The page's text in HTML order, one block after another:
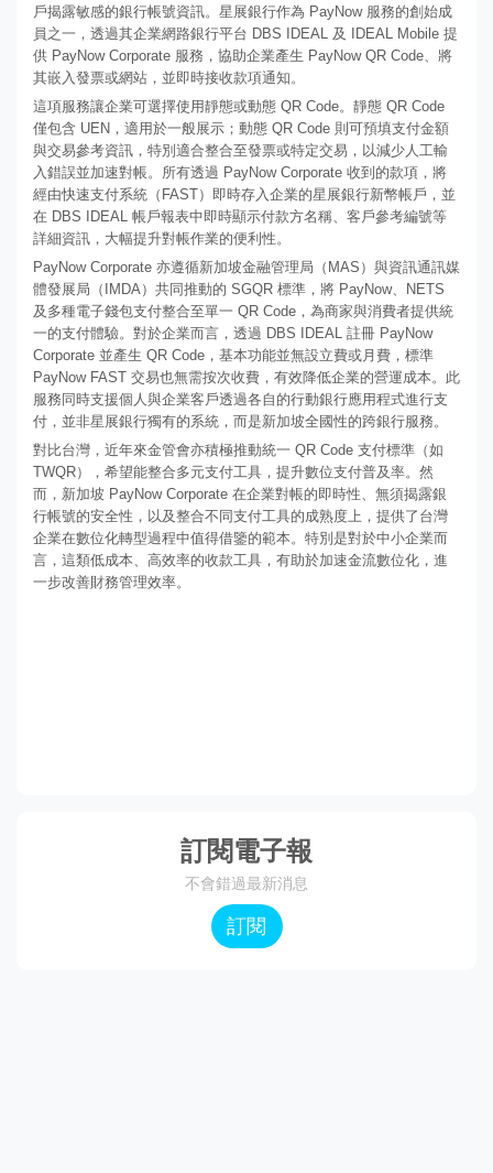
戶揭露敏感的銀行帳號資訊。星展銀行作為 PayNow 服務的創始成
員之一，透過其企業網路銀行平台 DBS IDEAL 及 IDEAL Mobile 提
供 PayNow Corporate 服務，協助企業產生 PayNow QR Code、將
其嵌入發票或網站，並即時接收款項通知。
這項服務讓企業可選擇使用靜態或動態 QR Code。靜態 QR Code
僅包含 UEN，適用於一般展示；動態 QR Code 則可預填支付金額
與交易參考資訊，特別適合整合至發票或特定交易，以減少人工輸
入錯誤並加速對帳。所有透過 PayNow Corporate 收到的款項，將
經由快速支付系統（FAST）即時存入企業的星展銀行新幣帳戶，並
在 DBS IDEAL 帳戶報表中即時顯示付款方名稱、客戶參考編號等
詳細資訊，大幅提升對帳作業的便利性。
PayNow Corporate 亦遵循新加坡金融管理局（MAS）與資訊通訊媒
體發展局（IMDA）共同推動的 SGQR 標準，將 PayNow、NETS
及多種電子錢包支付整合至單一 QR Code，為商家與消費者提供統
一的支付體驗。對於企業而言，透過 DBS IDEAL 註冊 PayNow
Corporate 並產生 QR Code，基本功能並無設立費或月費，標準
PayNow FAST 交易也無需按次收費，有效降低企業的營運成本。此
服務同時支援個人與企業客戶透過各自的行動銀行應用程式進行支
付，並非星展銀行獨有的系統，而是新加坡全國性的跨銀行服務。
對比台灣，近年來金管會亦積極推動統一 QR Code 支付標準（如
TWQR），希望能整合多元支付工具，提升數位支付普及率。然
而，新加坡 PayNow Corporate 在企業對帳的即時性、無須揭露銀
行帳號的安全性，以及整合不同支付工具的成熟度上，提供了台灣
企業在數位化轉型過程中值得借鑒的範本。特別是對於中小企業而
言，這類低成本、高效率的收款工具，有助於加速金流數位化，進
一步改善財務管理效率。
訂閱電子報
不會錯過最新消息
訂閱